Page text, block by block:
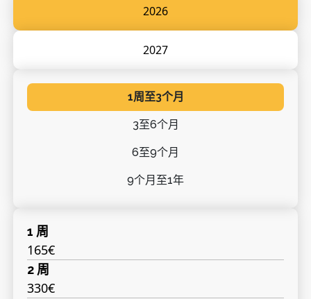
2026
2027
1周至3个月
3至6个月
6至9个月
9个月至1年
1 周
165€
2 周
330€